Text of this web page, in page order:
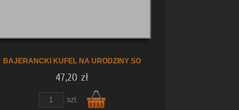
BAJERANCKI KUFEL NA URODZINY SO
47,20 zł
szt.